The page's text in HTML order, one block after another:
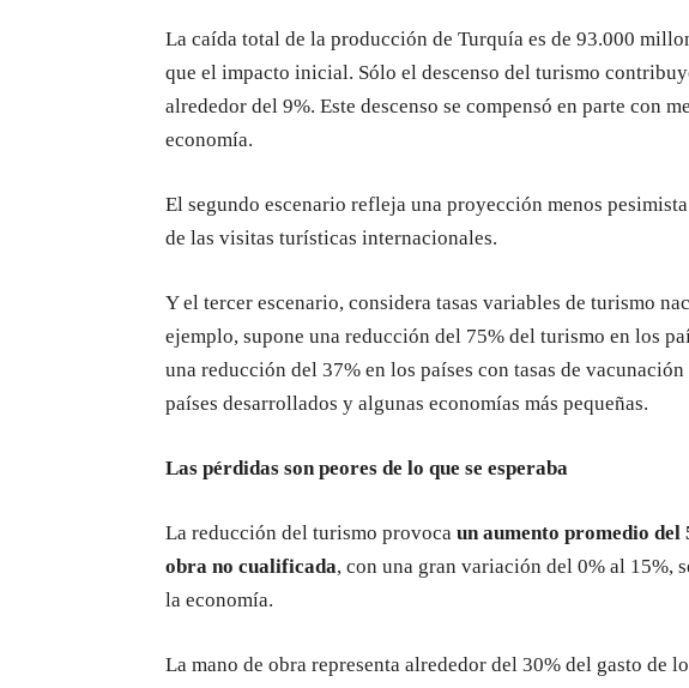
La caída total de la producción de Turquía es de 93.000
que el impacto inicial. Sólo el descenso del turismo
alrededor del 9%. Este descenso se compensó en parte con
economía.
El segundo escenario refleja una proyección menos
de las visitas turísticas internacionales.
Y el tercer escenario, considera tasas variables de turismo
ejemplo, supone una reducción del 75% del turismo en los
una reducción del 37% en los países con tasas de
países desarrollados y algunas economías más pequeñas.
Las pérdidas son peores de lo que se esperaba
La reducción del turismo provoca un aumento promedio del
obra no cualificada, con una gran variación del 0% al 15%,
la economía.
La mano de obra representa alrededor del 30% del gasto de